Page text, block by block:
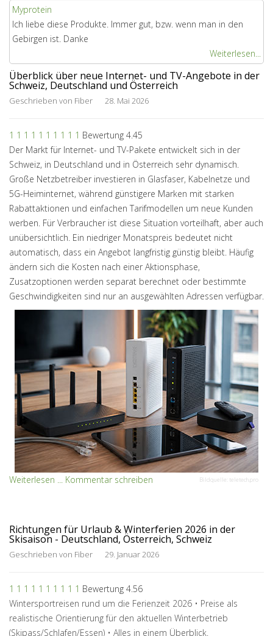
Myprotein
Ich liebe diese Produkte. Immer gut, bzw. wenn man in den
Gebirgen ist. Danke
Weiterlesen...
Überblick über neue Internet- und TV-Angebote in der
Schweiz, Deutschland und Österreich
Geschrieben von Fiber 28. Mai 2026
1 1 1 1 1 1 1 1 1 1 Bewertung 4.45
Der Markt für Internet- und TV-Pakete entwickelt sich in der
Schweiz, in Deutschland und in Österreich sehr dynamisch.
Große Netzbetreiber investieren in Glasfaser, Kabelnetze und
5G-Heiminternet, während günstigere Marken mit starken
Rabattaktionen und einfachen Tarifmodellen um neue Kunden
werben. Für Verbraucher ist diese Situation vorteilhaft, aber auch
unübersichtlich. Ein niedriger Monatspreis bedeutet nicht
automatisch, dass ein Angebot langfristig günstig bleibt. Häufig
ändern sich die Kosten nach einer Aktionsphase,
Zusatzoptionen werden separat berechnet oder bestimmte
Geschwindigkeiten sind nur an ausgewählten Adressen verfügbar.
Bildquelle: teletech.pro
Weiterlesen ... Kommentar schreiben
Richtungen für Urlaub & Winterferien 2026 in der
Skisaison - Deutschland, Österreich, Schweiz
Geschrieben von Fiber 29. Januar 2026
1 1 1 1 1 1 1 1 1 1 Bewertung 4.56
Wintersportreisen rund um die Ferienzeit 2026 • Preise als
realistische Orientierung für den aktuellen Winterbetrieb
(Skipass/Schlafen/Essen) • Alles in einem Überblick.